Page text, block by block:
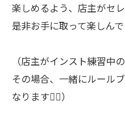
楽しめるよう、店主がセ
是非お手に取って楽しん
（店主がインスト練習中
その場合、一緒にルール
なります🙇‍♂️）